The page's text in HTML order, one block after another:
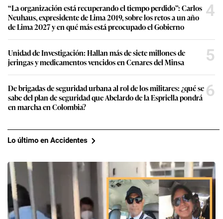
“La organización está recuperando el tiempo perdido”: Carlos
Neuhaus, expresidente de Lima 2019, sobre los retos a un año
de Lima 2027 y en qué más está preocupado el Gobierno
4
Unidad de Investigación: Hallan más de siete millones de
jeringas y medicamentos vencidos en Cenares del Minsa
5
De brigadas de seguridad urbana al rol de los militares: ¿qué se
sabe del plan de seguridad que Abelardo de la Espriella pondrá
en marcha en Colombia?
6
Lo último en Accidentes